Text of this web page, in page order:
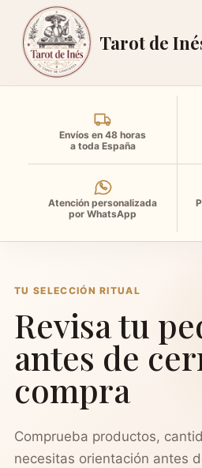
Tarot de
Envíos en 48 horas
a toda España
Atención personalizada
por WhatsApp
TU SELECCIÓN RITUAL
Revisa tu
antes de
compra
Comprueba productos,
necesitas orientación antes